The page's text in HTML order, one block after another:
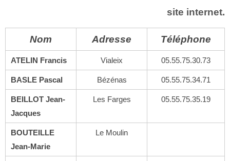
site internet.
Nom Adresse Téléphone
ATELIN Francis Vialeix 05.55.75.30.73
BASLE Pascal Bézénas 05.55.75.34.71
BEILLOT Jean-
Jacques
Les Farges 05.55.75.35.19
BOUTEILLE
Jean-Marie
Le Moulin